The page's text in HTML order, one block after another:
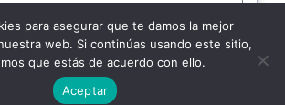
© 2026 Alcaldía Bolivariana de Mara.
ACEPTAR TODO
por
para asegurar que te damos la mejor
web. Si continúas usando este sitio,
que estás de acuerdo con ello.
Aceptar